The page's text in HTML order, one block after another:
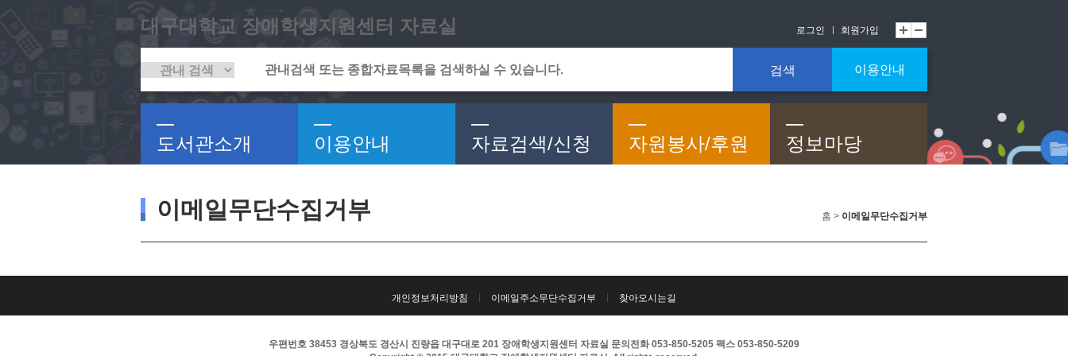
대구대학교 장애학생지원센터 자료실 로그인 회원가입
검색 이용안내
도서관소개 이용안내 자료검색/신청 자원봉사/후원 정보마당
이메일무단수집거부 홈 > 이메일무단수집거부
개인정보처리방침 이메일주소무단수집거부 찾아오시는길
우편번호 38453 경상북도 경산시 진량읍 대구대로 201 장애학생지원센터 자료실 문의전화 053-850-5205 팩스 053-850-5209